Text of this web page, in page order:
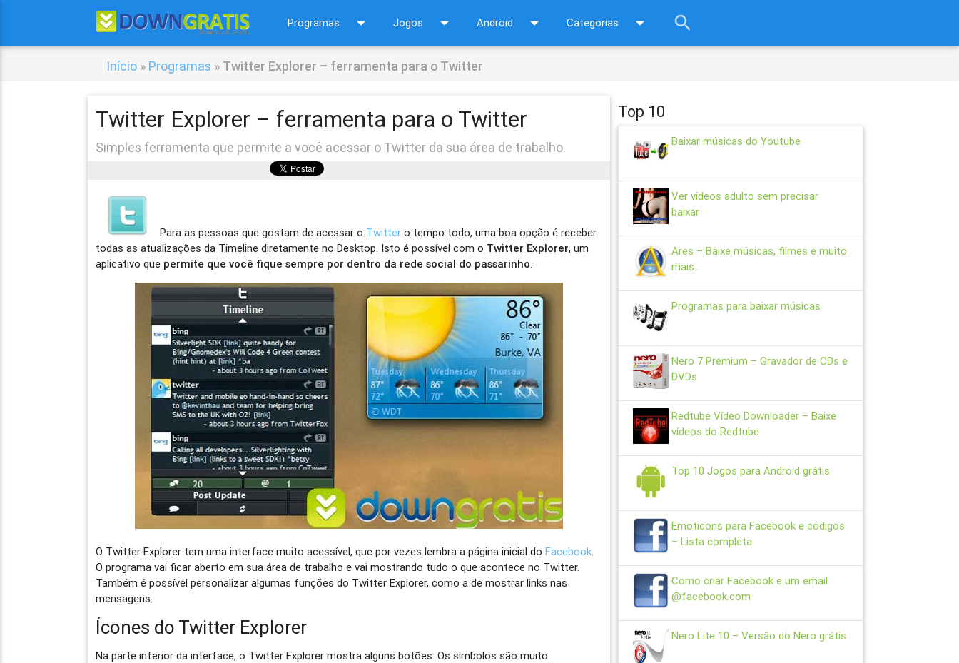
Programas arrow_drop_down Jogos arrow_drop_down Android arrow_drop_down Categorias arrow_drop_down search
Início » Programas » Twitter Explorer – ferramenta para o Twitter
Twitter Explorer – ferramenta para o Twitter
Simples ferramenta que permite a você acessar o Twitter da sua área de trabalho.
Para as pessoas que gostam de acessar o Twitter o tempo todo, uma boa opção é receber
todas as atualizações da Timeline diretamente no Desktop. Isto é possível com o Twitter Explorer, um
aplicativo que permite que você fique sempre por dentro da rede social do passarinho.
O Twitter Explorer tem uma interface muito acessível, que por vezes lembra a página inicial doFacebook.
O programa vai ficar aberto em sua área de trabalho e vai mostrando tudo o que acontece no Twitter.
Também é possível personalizar algumas funções do Twitter Explorer, como a de mostrar links nas
mensagens.
Ícones do Twitter Explorer
Na parte inferior da interface, o Twitter Explorer mostra alguns botões. Os símbolos são muito
Top 10
Baixar músicas do Youtube
Ver vídeos adulto sem precisar
baixar
Ares – Baixe músicas, filmes e muito
mais..
Programas para baixar músicas
Nero 7 Premium – Gravador de CDs e
DVDs
Redtube Vídeo Downloader – Baixe
vídeos do Redtube
Top 10 Jogos para Android grátis
Emoticons para Facebook e códigos
– Lista completa
Como criar Facebook e um email
@facebook.com
Nero Lite 10 – Versão do Nero grátis